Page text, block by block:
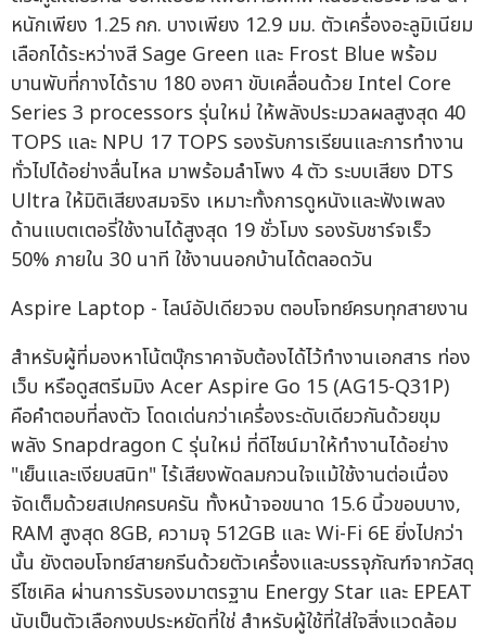
หนักเพียง 1.25 กก. บางเพียง 12.9 มม. ตัวเครื่องอะลูมิเนียม
เลือกได้ระหว่างสี Sage Green และ Frost Blue พร้อม
บานพับที่กางได้ราบ 180 องศา ขับเคลื่อนด้วย Intel Core
Series 3 processors รุ่นใหม่ ให้พลังประมวลผลสูงสุด 40
TOPS และ NPU 17 TOPS รองรับการเรียนและการทำงาน
ทั่วไปได้อย่างลื่นไหล มาพร้อมลำโพง 4 ตัว ระบบเสียง DTS
Ultra ให้มิติเสียงสมจริง เหมาะทั้งการดูหนังและฟังเพลง
ด้านแบตเตอรี่ใช้งานได้สูงสุด 19 ชั่วโมง รองรับชาร์จเร็ว
50% ภายใน 30 นาที ใช้งานนอกบ้านได้ตลอดวัน
Aspire Laptop - ไลน์อัปเดียวจบ ตอบโจทย์ครบทุกสายงาน
สำหรับผู้ที่มองหาโน้ตบุ๊กราคาจับต้องได้ไว้ทำงานเอกสาร ท่อง
เว็บ หรือดูสตรีมมิง Acer Aspire Go 15 (AG15-Q31P)
คือคำตอบที่ลงตัว โดดเด่นกว่าเครื่องระดับเดียวกันด้วยขุม
พลัง Snapdragon C รุ่นใหม่ ที่ดีไซน์มาให้ทำงานได้อย่าง
"เย็นและเงียบสนิท" ไร้เสียงพัดลมกวนใจแม้ใช้งานต่อเนื่อง
จัดเต็มด้วยสเปกครบครัน ทั้งหน้าจอขนาด 15.6 นิ้วขอบบาง,
RAM สูงสุด 8GB, ความจุ 512GB และ Wi-Fi 6E ยิ่งไปกว่า
นั้น ยังตอบโจทย์สายกรีนด้วยตัวเครื่องและบรรจุภัณฑ์จากวัสดุ
รีไซเคิล ผ่านการรับรองมาตรฐาน Energy Star และ EPEAT
นับเป็นตัวเลือกงบประหยัดที่ใช่ สำหรับผู้ใช้ที่ใส่ใจสิ่งแวดล้อม